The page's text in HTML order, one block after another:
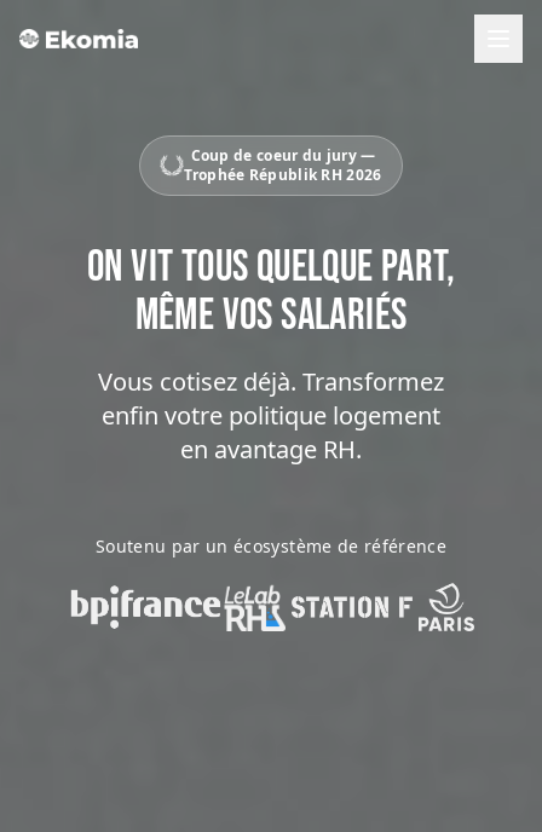
Coup de coeur du jury —
Trophée Républik RH 2026
ON VIT TOUS QUELQUE PART,
MÊME VOS SALARIÉS
Vous cotisez déjà. Transformez
enfin votre politique logement
en avantage RH.
Soutenu par un écosystème de référence